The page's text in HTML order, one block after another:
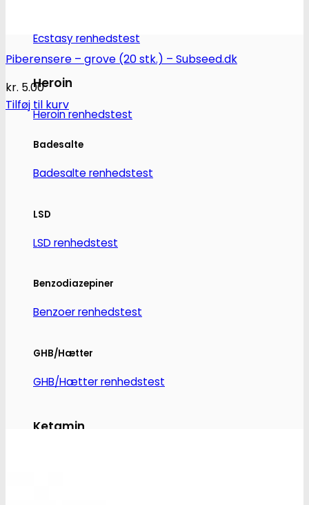
Ecstasy renhedstest
Heroin
Heroin renhedstest
Badesalte
Badesalte renhedstest
LSD
LSD renhedstest
Benzodiazepiner
Benzoer renhedstest
GHB/Hætter
GHB/Hætter renhedstest
Ketamin
Piberensere – grove (20 stk.) – Subseed.dk
kr. 5.00
Tilføj til kurv